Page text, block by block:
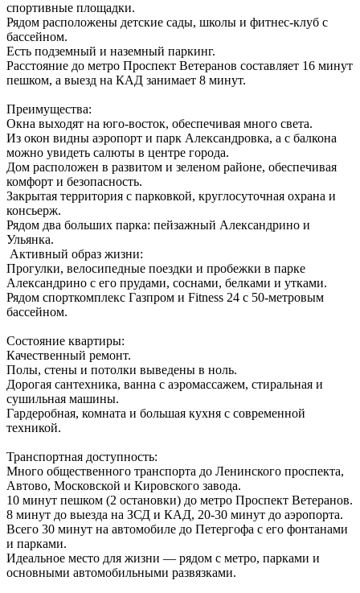
спортивные площадки.
Рядом расположены детские сады, школы и фитнес-клуб с
бассейном.
Есть подземный и наземный паркинг.
Расстояние до метро Проспект Ветеранов составляет 16 минут
пешком, а выезд на КАД занимает 8 минут.
Преимущества:
Окна выходят на юго-восток, обеспечивая много света.
Из окон видны аэропорт и парк Александровка, а с балкона
можно увидеть салюты в центре города.
Дом расположен в развитом и зеленом районе, обеспечивая
комфорт и безопасность.
Закрытая территория с парковкой, круглосуточная охрана и
консьерж.
Рядом два больших парка: пейзажный Александрино и
Ульянка.
‍️ Активный образ жизни:
Прогулки, велосипедные поездки и пробежки в парке
Александрино с его прудами, соснами, белками и утками.
Рядом спорткомплекс Газпром и Fitnеss 24 с 50-метровым
бассейном.
Состояние квартиры:
Качественный ремонт.
Полы, стены и потолки выведены в ноль.
Дорогая сантехника, ванна с аэромассажем, стиральная и
сушильная машины.
Гардеробная, комната и большая кухня с современной
техникой.
Транспортная доступность:
Много общественного транспорта до Ленинского проспекта,
Автово, Московской и Кировского завода.
10 минут пешком (2 остановки) до метро Проспект Ветеранов.
8 минут до выезда на ЗСД и КАД, 20-30 минут до аэропорта.
Всего 30 минут на автомобиле до Петергофа с его фонтанами
и парками.
Идеальное место для жизни — рядом с метро, парками и
основными автомобильными развязками.